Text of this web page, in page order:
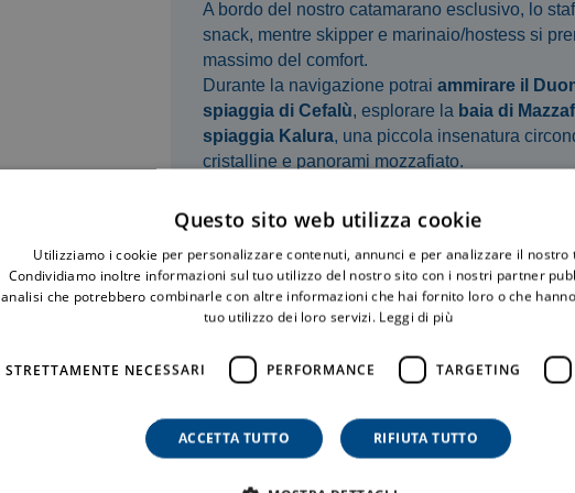
A bordo del nostro catamarano esclusivo, lo
snack, mentre skipper e marinaio/hostess si
massimo del comfort.
Durante la navigazione potrai ammirare il
spiaggia di Cefalù, esplorare la baia di
spiaggia Kalura, una piccola insenatura
cristalline e panorami mozzafiato.
MINI CROCIERA COAST TO COAST
ESCLUSIVA
Specifiche
Questo sito web utilizza cookie
Utilizziamo i cookie per personalizzare contenuti, annunci e per analizzare il nostro
Condividiamo inoltre informazioni sul tuo utilizzo del nostro sito con i nostri partner
analisi che potrebbero combinarle con altre informazioni che hai fornito loro o che
tuo utilizzo dei loro servizi. Leggi di più
STRETTAMENTE NECESSARI PERFORMANCE TARGETING
ACCETTA TUTTO RIFIUTA TUTTO